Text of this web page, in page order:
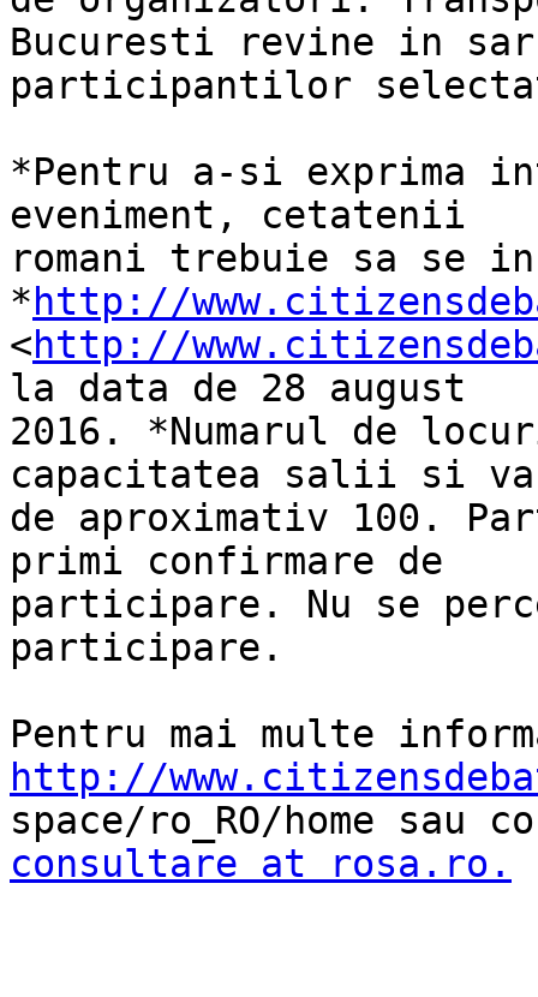
Bucuresti revine in
participantilor
*Pentru a-si exprima
eveniment, cetatenii
romani trebuie sa se
* http://
<http://
la data de 28 august
2016. *Numarul de
capacitatea salii si
de aproximativ 100.
primi confirmare de
participare. Nu se
participare.
http://
consultare at rosa.ro.